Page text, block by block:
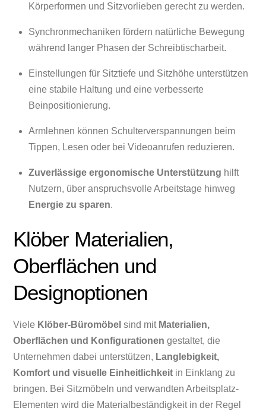
Körperformen und Sitzvorlieben gerecht zu werden.
Synchronmechaniken fördern natürliche Bewegung
während langer Phasen der Schreibtischarbeit.
Einstellungen für Sitztiefe und Sitzhöhe unterstützen
eine stabile Haltung und eine verbesserte
Beinpositionierung.
Armlehnen können Schulterverspannungen beim
Tippen, Lesen oder bei Videoanrufen reduzieren.
Zuverlässige ergonomische Unterstützung hilft
Nutzern, über anspruchsvolle Arbeitstage hinweg
Energie zu sparen.
Klöber Materialien,
Oberflächen und
Designoptionen
Viele Klöber-Büromöbel sind mit Materialien,
Oberflächen und Konfigurationen gestaltet, die
Unternehmen dabei unterstützen, Langlebigkeit,
Komfort und visuelle Einheitlichkeit in Einklang zu
bringen. Bei Sitzmöbeln und verwandten Arbeitsplatz-
Elementen wird die Materialbeständigkeit in der Regel